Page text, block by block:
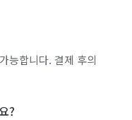
능합니다. 결제 후의
?